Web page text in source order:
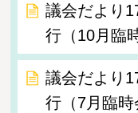
議会だより
行（10月臨
議会だより
行（7月臨時